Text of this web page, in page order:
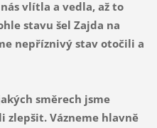
vlítla a vedla, až to
stavu šel Zajda na
nepříznivý stav otočili a
směrech jsme
zlepšit. Vázneme hlavně